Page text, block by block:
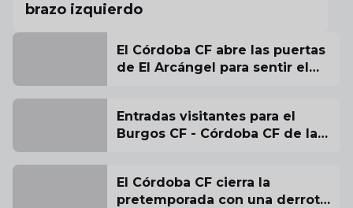
brazo izquierdo
El Córdoba CF abre las puertas
de El Arcángel para sentir el
Entradas visitantes para el
Burgos CF - Córdoba CF de la
El Córdoba CF cierra la
pretemporada con una derrota